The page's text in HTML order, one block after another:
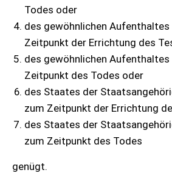
Todes oder
des gewöhnlichen Aufenthaltes
Zeitpunkt der Errichtung des
des gewöhnlichen Aufenthaltes
Zeitpunkt des Todes oder
des Staates der
zum Zeitpunkt der Errichtung
des Staates der
zum Zeitpunkt des Todes
genügt.